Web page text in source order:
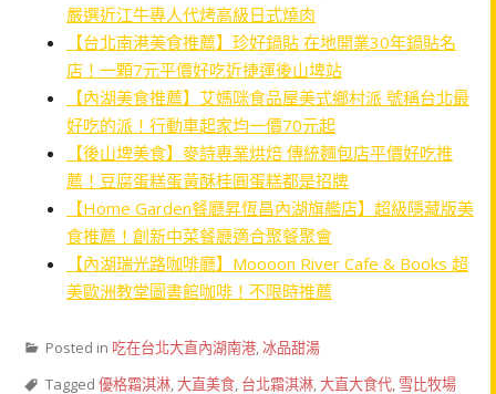
嚴選近江牛專人代烤高級日式燒肉
【台北南港美食推薦】珍好鍋貼 在地開業30年鍋貼名
店！一顆7元平價好吃近捷運後山埤站
【內湖美食推薦】艾媽咪食品屋美式鄉村派 號稱台北最
好吃的派！行動車起家均一價70元起
【後山埤美食】麥詩專業烘焙 傳統麵包店平價好吃推
薦！豆腐蛋糕蛋黃酥桂圓蛋糕都是招牌
【Home Garden餐廳昇恆昌內湖旗艦店】超級隱藏版美
食推薦！創新中菜餐廳適合聚餐聚會
【內湖瑞光路咖啡廳】Moooon River Cafe & Books 超
美歐洲教堂圖書館咖啡！不限時推薦
Posted in 吃在台北大直內湖南港,冰品甜湯
Tagged 優格霜淇淋,大直美食, 台北霜淇淋,大直大食代, 雪比牧場